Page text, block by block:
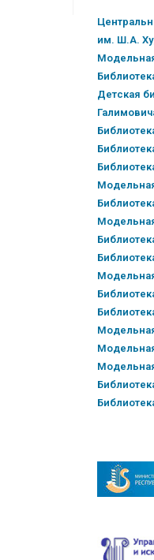
им. Ш.А.
Детская